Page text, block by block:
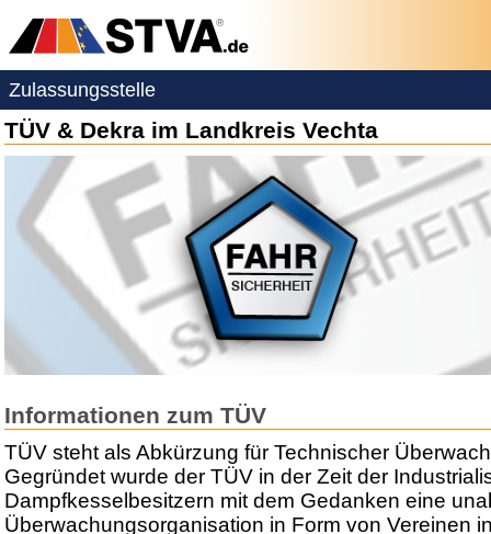
Zulassungsstelle
TÜV & Dekra im Landkreis Vechta
Informationen zum TÜV
TÜV steht als Abkürzung für Technischer
Gegründet wurde der TÜV in der Zeit der
Dampfkesselbesitzern mit dem Gedanken eine
Überwachungsorganisation in Form von Vereinen